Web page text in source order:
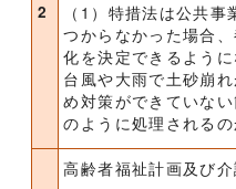
2
（1）特措法は公共
つからなかった場合
化を決定できるよう
台風や大雨で土砂崩
め対策ができていな
のように処理されるの
高齢者福祉計画及び